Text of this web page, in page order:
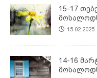
15-17
15.02.2025
14-16